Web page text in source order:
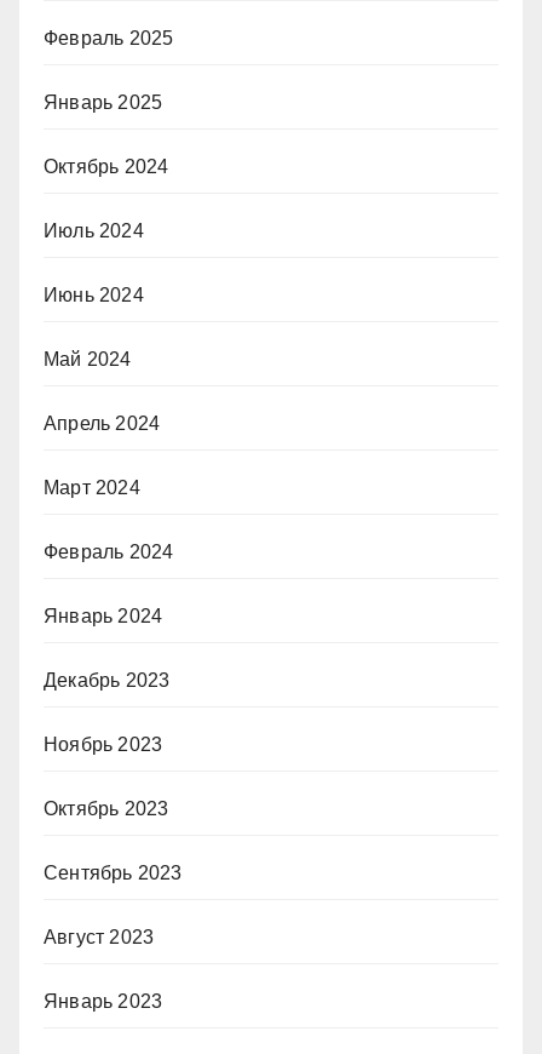
Февраль 2025
Январь 2025
Октябрь 2024
Июль 2024
Июнь 2024
Май 2024
Апрель 2024
Март 2024
Февраль 2024
Январь 2024
Декабрь 2023
Ноябрь 2023
Октябрь 2023
Сентябрь 2023
Август 2023
Январь 2023